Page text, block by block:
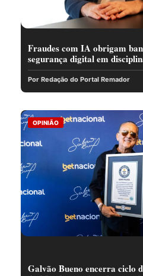
Fraudes com IA obrigam
segurança digital em
Por Redação do Portal Remador
OPINIÃO
Galvão Bueno encerra ciclo